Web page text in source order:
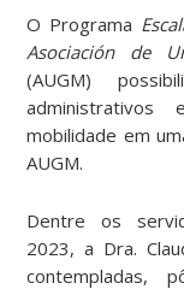
O Programa
Asociación de
(AUGM)
administrativos
mobilidade em
AUGM.
Dentre os
2023, a Dra.
contempladas,